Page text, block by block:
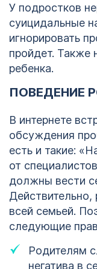
У подростков
суицидальные
игнорировать
пройдет. Также
ребенка.
ПОВЕДЕНИЕ
В интернете
обсуждения
есть и такие:
от
должны вести
всей семьей.
следующие
Родителям
негатива в